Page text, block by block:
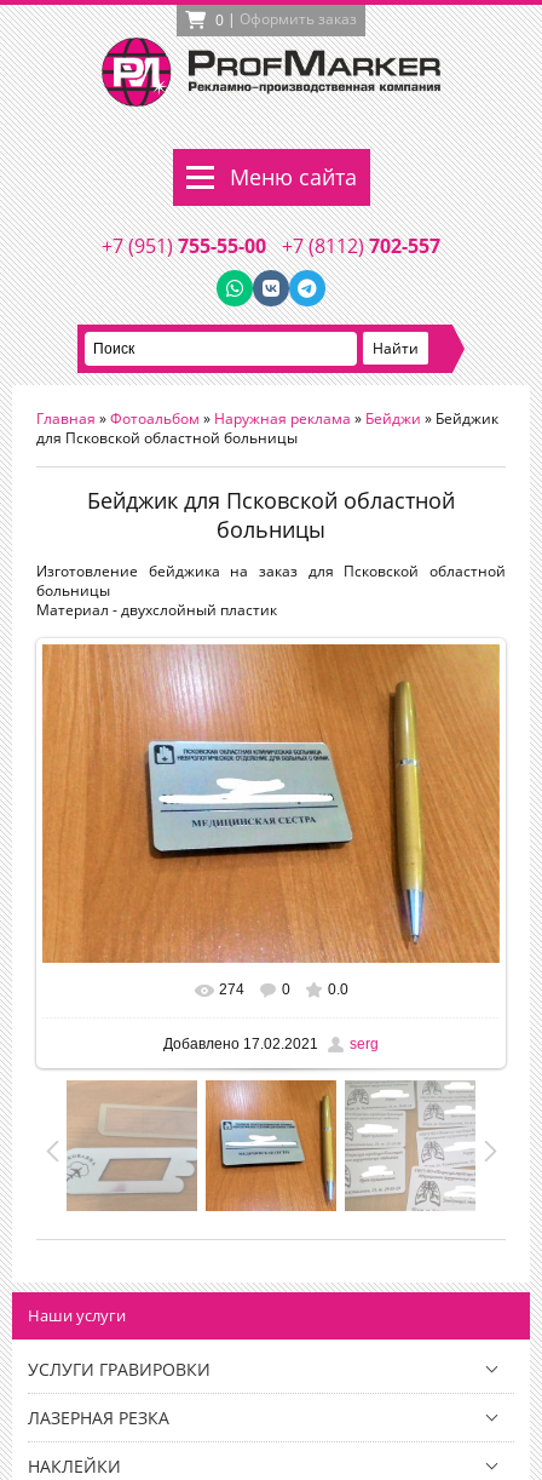
0 | Оформить заказ
Меню сайта
+7 (951)755-55-00 +7 (8112)702-557
Главная »Фотоальбом » Наружная реклама » Бейджи » Бейджик
для Псковской областной больницы
Бейджик для Псковской областной
больницы
Изготовление бейджика на заказ для Псковской областной
больницы
Материал - двухслойный пластик
274 0 0.0
Добавлено 17.02.2021 serg
Наши услуги
УСЛУГИ ГРАВИРОВКИ
ЛАЗЕРНАЯ РЕЗКА
НАКЛЕЙКИ